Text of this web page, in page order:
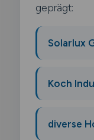
geprägt:
Solarlux
Koch
diverse